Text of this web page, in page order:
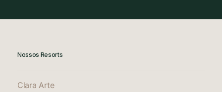
Nossos Resorts
Clara Arte